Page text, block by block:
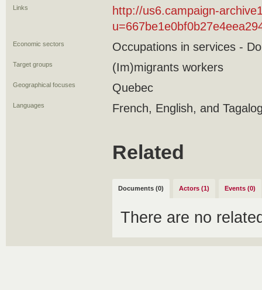
Links
http://us6.campaign-
Economic sectors Occupations in services -
Target groups (Im)migrants workers
Geographical focuses Quebec
Languages French, English, and
Related
Documents (0) Actors (1) Events (0)
There are no